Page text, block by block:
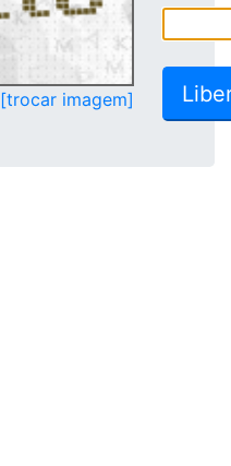
[trocar imagem]